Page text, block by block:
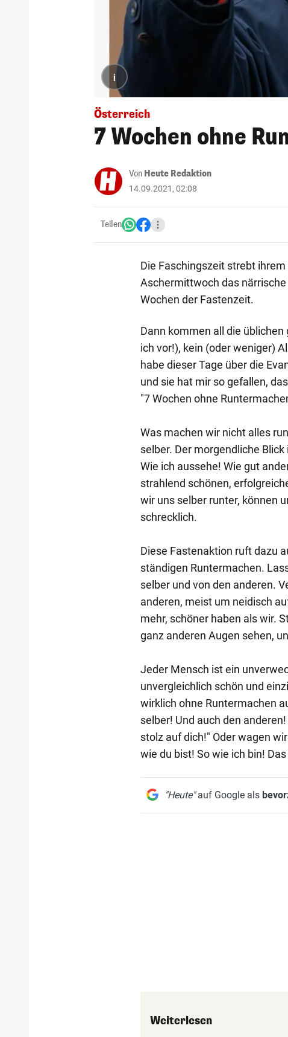
i
Österreich
7 Wochen ohne
Von Heute Redaktion
14.09.2021, 02:08
Teilen
Die Faschingszeit strebt
Aschermittwoch das
Wochen der Fastenzeit.
Dann kommen all die
ich vor!), kein (oder weniger)
habe dieser Tage über die
und sie hat mir so gefallen,
"7 Wochen ohne
Was machen wir nicht alles
selber. Der morgendliche
Wie ich aussehe! Wie gut
strahlend schönen,
wir uns selber runter, können
schrecklich.
Diese Fastenaktion ruft dazu
ständigen Runtermachen.
selber und von den anderen.
anderen, meist um neidisch
mehr, schöner haben als wir.
ganz anderen Augen sehen,
Jeder Mensch ist ein
unvergleichlich schön und
wirklich ohne Runtermachen
selber! Und auch den
stolz auf dich!" Oder wagen
wie du bist! So wie ich bin!
"Heute"auf Google als
Weiterlesen